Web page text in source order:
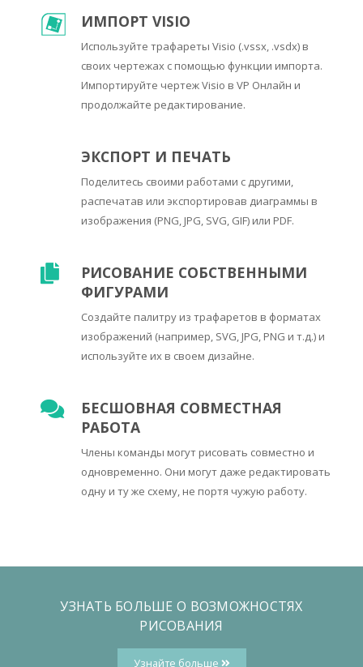
ИМПОРТ VISIO
Используйте трафареты Visio (.vssx, .vsdx) в
своих чертежах с помощью функции импорта.
Импортируйте чертеж Visio в VP Онлайн и
продолжайте редактирование.
ЭКСПОРТ И ПЕЧАТЬ
Поделитесь своими работами с другими,
распечатав или экспортировав диаграммы в
изображения (PNG, JPG, SVG, GIF) или PDF.
РИСОВАНИЕ СОБСТВЕННЫМИ
ФИГУРАМИ
Создайте палитру из трафаретов в форматах
изображений (например, SVG, JPG, PNG и т.д.) и
используйте их в своем дизайне.
БЕСШОВНАЯ СОВМЕСТНАЯ
РАБОТА
Члены команды могут рисовать совместно и
одновременно. Они могут даже редактировать
одну и ту же схему, не портя чужую работу.
УЗНАТЬ БОЛЬШЕ О ВОЗМОЖНОСТЯХ
РИСОВАНИЯ
Узнайте больше